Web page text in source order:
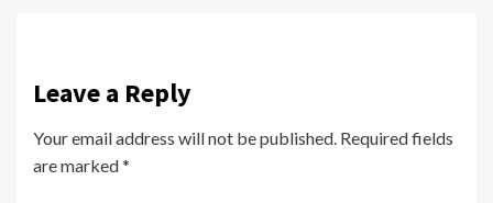
Leave a Reply
Your email address will not be published. Required fields
are marked*